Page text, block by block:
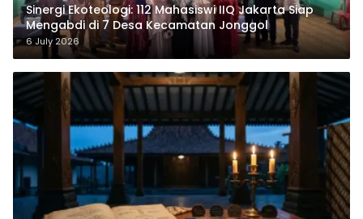
‎Sinergi Ekoteologi: 112 Mahasiswi IIQ Jakarta Siap
Mengabdi di 7 Desa Kecamatan Jonggol
6 July 2026